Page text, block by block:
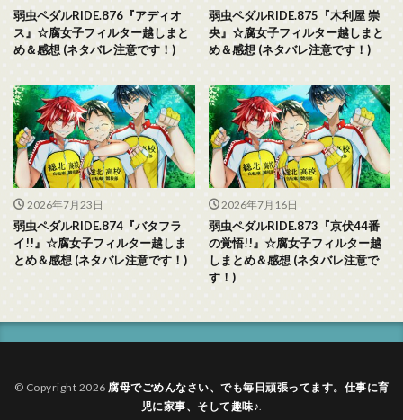
弱虫ペダルRIDE.876『アディオ
ス』☆腐女子フィルター越しまと
め＆感想 (ネタバレ注意です！)
弱虫ペダルRIDE.875『木利屋 崇
央』☆腐女子フィルター越しまと
め＆感想 (ネタバレ注意です！)
2026年7月23日
弱虫ペダルRIDE.874『バタフラ
イ!!』☆腐女子フィルター越しま
とめ＆感想 (ネタバレ注意です！)
2026年7月16日
弱虫ペダルRIDE.873『京伏44番
の覚悟!!』☆腐女子フィルター越
しまとめ＆感想 (ネタバレ注意で
す！)
© Copyright 2026 腐母でごめんなさい、でも毎日頑張ってます。仕事に育
児に家事、そして趣味♪